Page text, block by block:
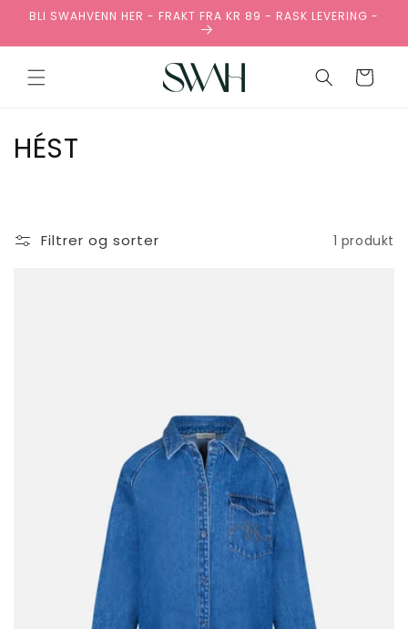
videre til
BLI SWAHVENN HER - FRAKT FRA KR 89 - RASK LEVERING -
Handlekurv
S
l
HÉST
Filtrer og sorter 1 produkt